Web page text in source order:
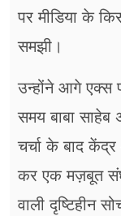
पर मीडिया के
समझी।
उन्होंने आगे एक्स
समय बाबा
चर्चा के बाद
कर एक मज़बूत
वाली दृष्टिहीन